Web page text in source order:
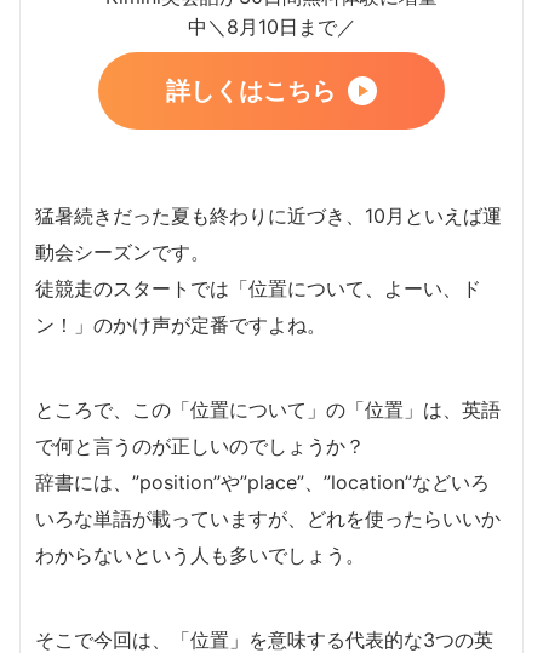
中＼8月10日まで／
詳しくはこちら
猛暑続きだった夏も終わりに近づき、10月といえば運
動会シーズンです。
徒競走のスタートでは「位置について、よーい、ド
ン！」のかけ声が定番ですよね。
ところで、この「位置について」の「位置」は、英語
で何と言うのが正しいのでしょうか？
辞書には、”position”や”place”、”location”などいろ
いろな単語が載っていますが、どれを使ったらいいか
わからないという人も多いでしょう。
そこで今回は、「位置」を意味する代表的な3つの英